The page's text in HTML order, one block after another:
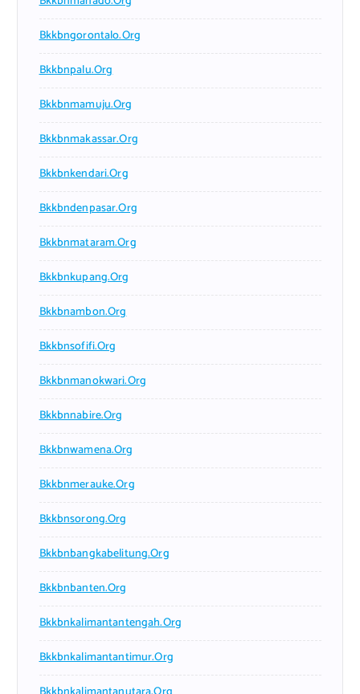
Bkkbngorontalo.org
Bkkbnpalu.org
Bkkbnmamuju.org
Bkkbnmakassar.org
Bkkbnkendari.org
Bkkbndenpasar.org
Bkkbnmataram.org
Bkkbnkupang.org
Bkkbnambon.org
Bkkbnsofifi.org
Bkkbnmanokwari.org
Bkkbnnabire.org
Bkkbnwamena.org
Bkkbnmerauke.org
Bkkbnsorong.org
Bkkbnbangkabelitung.org
Bkkbnbanten.org
Bkkbnkalimantantengah.org
Bkkbnkalimantantimur.org